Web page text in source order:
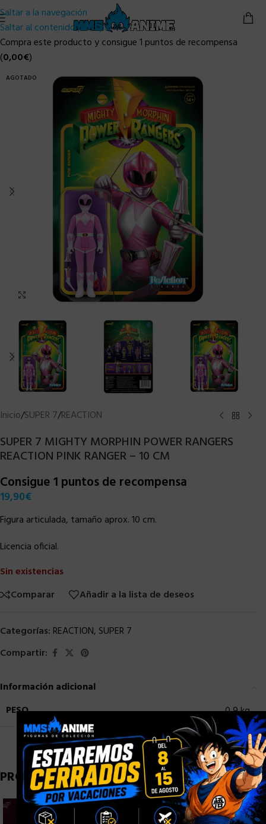
Saltar a la navegación
Saltar al contenido principal
Compra este producto y consigue 1 puntos de recompensa
(0,00€)
AGOTADO
Clic para ampliar
Inicio/SUPER 7/REACTION
SUPER 7 MIGHTY MORPHIN POWER RANGERS
REACTION PINK RANGER – 10 CM
Consigue 1 puntos de recompensa
19,90€
Figura articulada, tamaño aprox. 10 cm.
Licencia oficial.
Sin existencias
Comparar
Añadir a la lista de deseos
Categorías: REACTION, SUPER 7
Compartir:
Información adicional
PESO
0,9 kg
PRODUCTOS RELACIONADOS
×